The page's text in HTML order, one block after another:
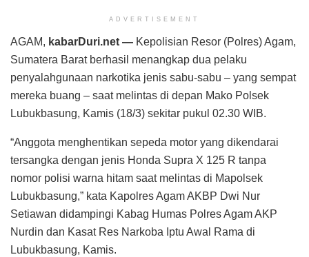
ADVERTISEMENT
AGAM, kabarDuri.net — Kepolisian Resor (Polres) Agam,
Sumatera Barat berhasil menangkap dua pelaku
penyalahgunaan narkotika jenis sabu-sabu – yang sempat
mereka buang – saat melintas di depan Mako Polsek
Lubukbasung, Kamis (18/3) sekitar pukul 02.30 WIB.
“Anggota menghentikan sepeda motor yang dikendarai
tersangka dengan jenis Honda Supra X 125 R tanpa
nomor polisi warna hitam saat melintas di Mapolsek
Lubukbasung,” kata Kapolres Agam AKBP Dwi Nur
Setiawan didampingi Kabag Humas Polres Agam AKP
Nurdin dan Kasat Res Narkoba Iptu Awal Rama di
Lubukbasung, Kamis.